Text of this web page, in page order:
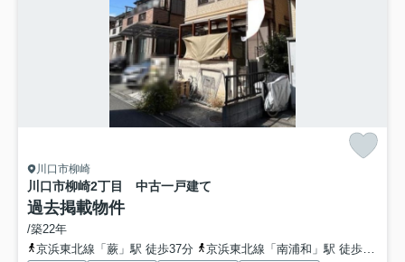
川口市柳崎
川口市柳崎2丁目 中古一戸建て
過去掲載物件
/築22年
京浜東北線「蕨」駅 徒歩37分
京浜東北線「南浦和」駅 徒歩40分